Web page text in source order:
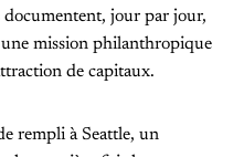
documentent, jour par jour,
mission philanthropique
de capitaux.
rempli à Seattle, un